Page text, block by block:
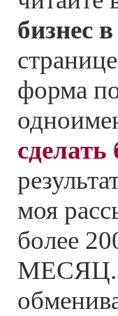
бизнес
форма
моя
более
МЕСЯЦ.